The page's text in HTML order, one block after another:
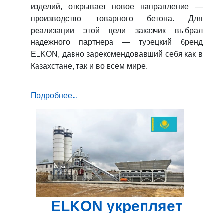
изделий, открывает новое направление —
производство товарного бетона. Для
реализации этой цели заказчик выбрал
надежного партнера — турецкий бренд
ELKON, давно зарекомендовавший себя как в
Казахстане, так и во всем мире.
Подробнее...
ELKON укрепляет